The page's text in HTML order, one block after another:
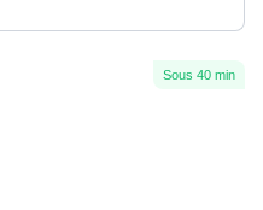
Sous 40 min